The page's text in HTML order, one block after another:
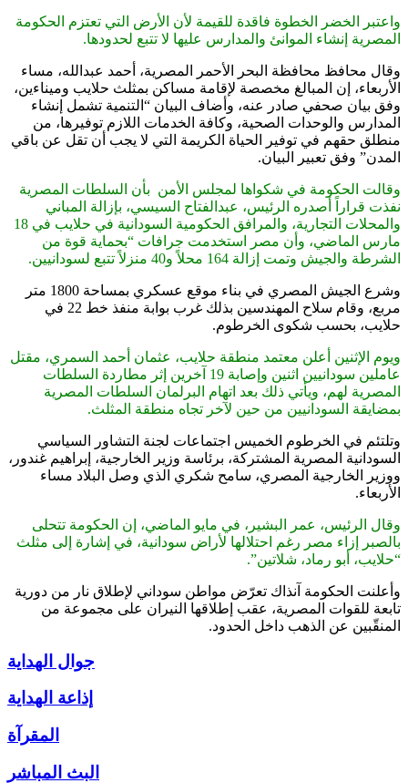
واعتبر الخضر الخطوة فاقدة للقيمة لأن الأرض التي تعتزم الحكومة
المصرية إنشاء الموانئ والمدارس عليها لا تتبع لحدودها.
وقال محافظ محافظة البحر الأحمر المصرية، أحمد عبدالله، مساء
الأربعاء، إن المبالغ مخصصة لإقامة مساكن بمثلث حلايب وميناءين،
وفق بيان صحفي صادر عنه، وأضاف البيان “التنمية تشمل إنشاء
المدارس والوحدات الصحية، وكافة الخدمات اللازم توفيرها، من
منطلق حقهم في توفير الحياة الكريمة التي لا يجب أن تقل عن باقي
المدن” وفق تعبير البيان.
وقالت الحكومة في شكواها لمجلس الأمن بأن السلطات المصرية
نفذت قراراً أصدره الرئيس، عبدالفتاح السيسي، بإزالة المباني
والمحلات التجارية، والمرافق الحكومية السودانية في حلايب في 18
مارس الماضي، وأن مصر استخدمت جرافات “بحماية قوة من
الشرطة والجيش وتمت إزالة 164 محلاً و40 منزلاً تتبع لسودانيين.
وشرع الجيش المصري في بناء موقع عسكري بمساحة 1800 متر
مربع، وقام سلاح المهندسين بذلك غرب بوابة منفذ خط 22 في
حلايب، بحسب شكوى الخرطوم.
ويوم الإثنين أعلن معتمد منطقة حلايب، عثمان أحمد السمري، مقتل
عاملين سودانيين اثنين وإصابة 19 آخرين إثر مطاردة السلطات
المصرية لهم، ويأتي ذلك بعد اتهام البرلمان السلطات المصرية
بمضايقة السودانيين من حين لآخر تجاه منطقة المثلث.
وتلتئم في الخرطوم الخميس اجتماعات لجنة التشاور السياسي
السودانية المصرية المشتركة، برئاسة وزير الخارجية، إبراهيم غندور،
ووزير الخارجية المصري، سامح شكري الذي وصل البلاد مساء
الأربعاء.
وقال الرئيس، عمر البشير، في مايو الماضي، إن الحكومة تتحلى
بالصبر إزاء مصر رغم احتلالها لأراض سودانية، في إشارة إلى مثلث
“حلايب، أبو رماد، شلاتين”.
وأعلنت الحكومة آنذاك تعرّض مواطن سوداني لإطلاق نار من دورية
تابعة للقوات المصرية، عقب إطلاقها النيران على مجموعة من
المنقّبين عن الذهب داخل الحدود.
جوال الهداية
إذاعة الهداية
المقرآة
البث المباشر